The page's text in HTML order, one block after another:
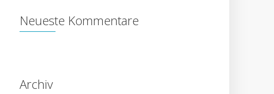
Neueste Kommentare
Archiv